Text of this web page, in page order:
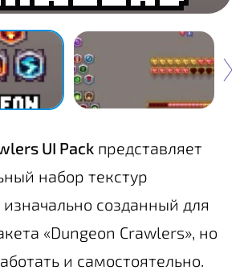
UI Pack представляет
набор текстур
созданный для
«Dungeon Crawlers», но
и самостоятельно.